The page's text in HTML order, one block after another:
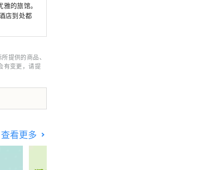
的旅馆。
店到处都
提供的商品、
有变更，请提
查看更多